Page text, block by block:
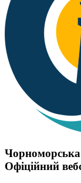
Чорноморська
Офіційний